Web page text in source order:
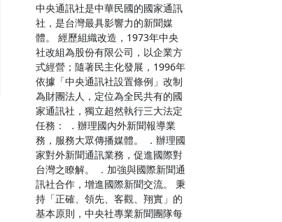
中央通訊社是中華民國的國家通訊
社，是台灣最具影響力的新聞媒
體。 經歷組織改造，1973年中央
社改組為股份有限公司，以企業方
式經營；隨著民主化發展，1996年
依據「中央通訊社設置條例」改制
為財團法人，定位為全民共有的國
家通訊社，獨立超然執行三大法定
任務： ．辦理國內外新聞報導業
務，服務大眾傳播媒體。 ．辦理國
家對外新聞通訊業務，促進國際對
台灣之瞭解。 ．加強與國際新聞通
訊社合作，增進國際新聞交流。 秉
持「正確、領先、客觀、翔實」的
基本原則，中央社專業新聞團隊每